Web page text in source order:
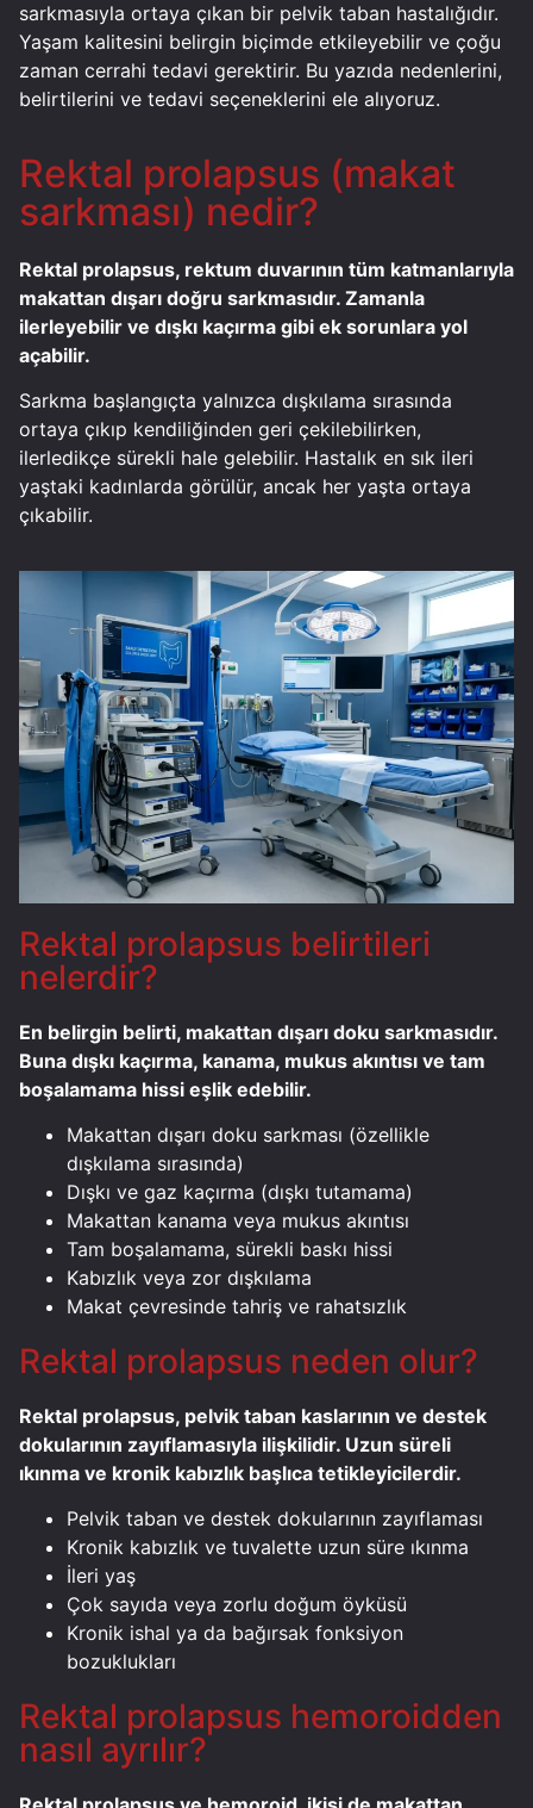
sarkmasıyla ortaya çıkan bir pelvik taban hastalığıdır.
Yaşam kalitesini belirgin biçimde etkileyebilir ve çoğu
zaman cerrahi tedavi gerektirir. Bu yazıda nedenlerini,
belirtilerini ve tedavi seçeneklerini ele alıyoruz.
Rektal prolapsus (makat
sarkması) nedir?
Rektal prolapsus, rektum duvarının tüm katmanlarıyla
makattan dışarı doğru sarkmasıdır. Zamanla
ilerleyebilir ve dışkı kaçırma gibi ek sorunlara yol
açabilir.
Sarkma başlangıçta yalnızca dışkılama sırasında
ortaya çıkıp kendiliğinden geri çekilebilirken,
ilerledikçe sürekli hale gelebilir. Hastalık en sık ileri
yaştaki kadınlarda görülür, ancak her yaşta ortaya
çıkabilir.
Rektal prolapsus belirtileri
nelerdir?
En belirgin belirti, makattan dışarı doku sarkmasıdır.
Buna dışkı kaçırma, kanama, mukus akıntısı ve tam
boşalamama hissi eşlik edebilir.
Makattan dışarı doku sarkması (özellikle
dışkılama sırasında)
Dışkı ve gaz kaçırma (dışkı tutamama)
Makattan kanama veya mukus akıntısı
Tam boşalamama, sürekli baskı hissi
Kabızlık veya zor dışkılama
Makat çevresinde tahriş ve rahatsızlık
Rektal prolapsus neden olur?
Rektal prolapsus, pelvik taban kaslarının ve destek
dokularının zayıflamasıyla ilişkilidir. Uzun süreli
ıkınma ve kronik kabızlık başlıca tetikleyicilerdir.
Pelvik taban ve destek dokularının zayıflaması
Kronik kabızlık ve tuvalette uzun süre ıkınma
İleri yaş
Çok sayıda veya zorlu doğum öyküsü
Kronik ishal ya da bağırsak fonksiyon
bozuklukları
Rektal prolapsus hemoroidden
nasıl ayrılır?